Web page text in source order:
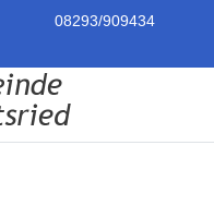
08293/909434